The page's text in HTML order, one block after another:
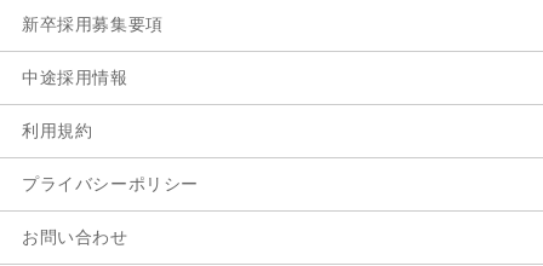
新卒採用募集要項
中途採用情報
利用規約
プライバシーポリシー
お問い合わせ